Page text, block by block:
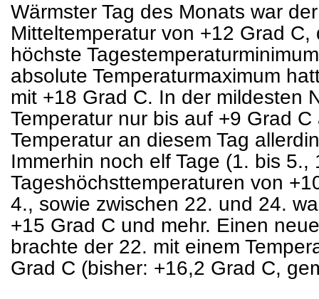
Wärmster Tag des Monats war
Mitteltemperatur von +12 Grad
höchste
absolute Temperaturmaximum
mit +18 Grad C. In der mildesten
Temperatur nur bis auf +9 Grad
Temperatur an diesem Tag
Immerhin noch elf Tage (1. bis
Tageshöchsttemperaturen von
4., sowie zwischen 22. und 24.
+15 Grad C und mehr. Einen
brachte der 22. mit einem
Grad C (bisher: +16,2 Grad C,